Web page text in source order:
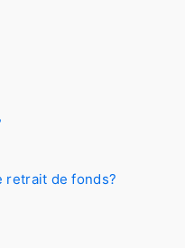
retrait de fonds?